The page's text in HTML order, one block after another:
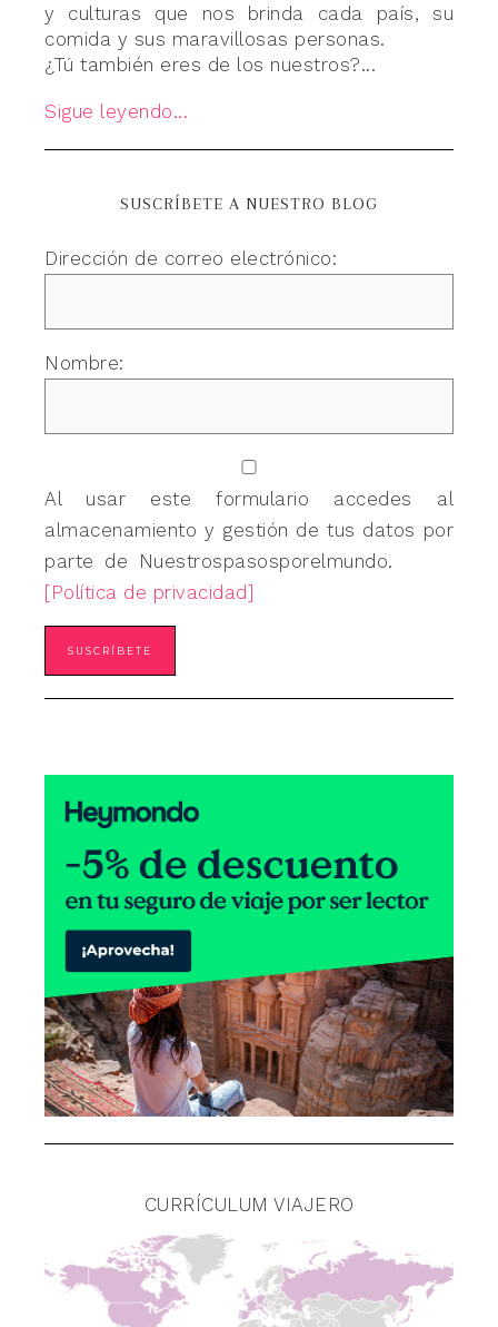
y culturas que nos brinda cada país, su
comida y sus maravillosas personas.
¿Tú también eres de los nuestros?...
Sigue leyendo...
SUSCRÍBETE A NUESTRO BLOG
Dirección de correo electrónico:
Nombre:
Al usar este formulario accedes al
almacenamiento y gestión de tus datos por
parte de Nuestrospasosporelmundo.
[Política de privacidad]
CURRÍCULUM VIAJERO